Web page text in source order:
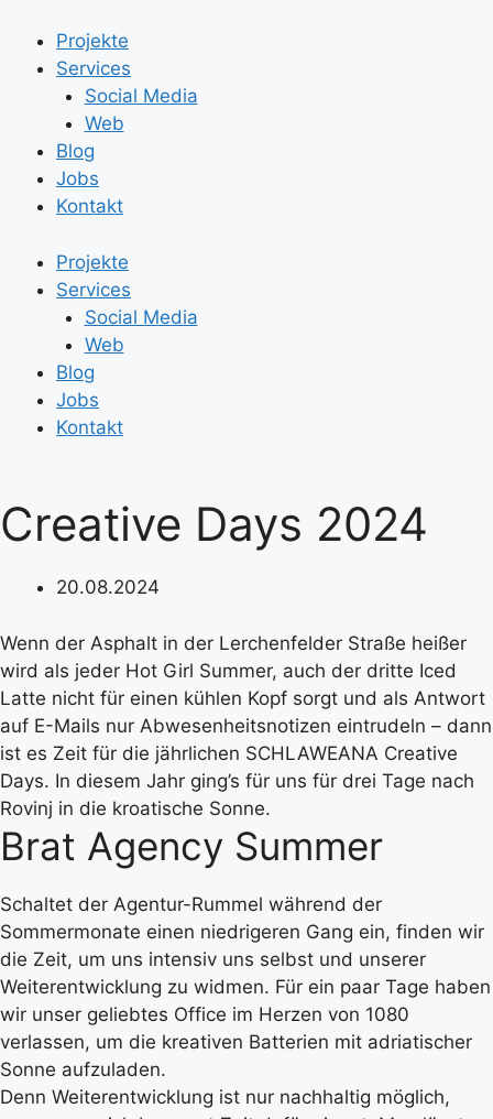
Inhalt
springen
Projekte
Services
Social Media
Web
Blog
Jobs
Kontakt
Projekte
Services
Social Media
Web
Blog
Jobs
Kontakt
Creative Days 2024
20.08.2024
Wenn der Asphalt in der Lerchenfelder Straße heißer
wird als jeder Hot Girl Summer, auch der dritte Iced
Latte nicht für einen kühlen Kopf sorgt und als Antwort
auf E-Mails nur Abwesenheitsnotizen eintrudeln – dann
ist es Zeit für die jährlichen SCHLAWEANA Creative
Days. In diesem Jahr ging’s für uns für drei Tage nach
Rovinj in die kroatische Sonne.
Brat Agency Summer
Schaltet der Agentur-Rummel während der
Sommermonate einen niedrigeren Gang ein, finden wir
die Zeit, um uns intensiv uns selbst und unserer
Weiterentwicklung zu widmen. Für ein paar Tage haben
wir unser geliebtes Office im Herzen von 1080
verlassen, um die kreativen Batterien mit adriatischer
Sonne aufzuladen.
Denn Weiterentwicklung ist nur nachhaltig möglich,